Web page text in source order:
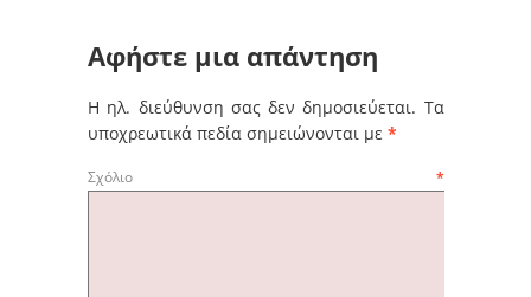
Αφήστε μια απάντηση
Η ηλ. διεύθυνση σας δεν δημοσιεύεται. Τα
υποχρεωτικά πεδία σημειώνονται με *
Σχόλιο *